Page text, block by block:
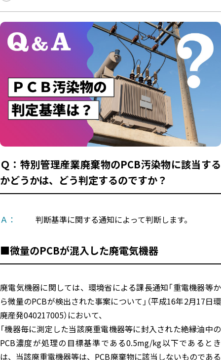
ネイチャーポジティブ
国際動向
廃棄物処理
法律
タグから選ぶ
DOWAの取組 リサイクル
廃棄物処理
海外ごみ事情
廃棄物処理法対談土壌汚染対策法
藤田観光からのおすすめカーボンニュートラル
環境コンサル LIBPV毒劇法バイオ燃料
PFAS
コラム土壌浄化
エコぺディア
過去記事はこちら
ホワイトペーパー
ダウンロード
お問い合わせはこちら
Ｑ：特別管理産業廃棄物のPCB汚染物に該当する
かどうかは、どう判定するのですか？
Ａ： 判断基準に関する通知によって判断します。
■微量のPCBが混入した廃電気機器
廃電気機器に関しては、環境省による課長通知「重電機器等か
ら微量のPCBが検出された事案について」（平成16年2月17日環
廃産発040217005）において、
「機器毎に測定した当該廃重電機器等に封入された絶縁油中の
PCB濃度が処理の目標基準である0.5mg/kg以下であるとき
は、当該廃重電機器等は、PCB廃棄物に該当しないものである